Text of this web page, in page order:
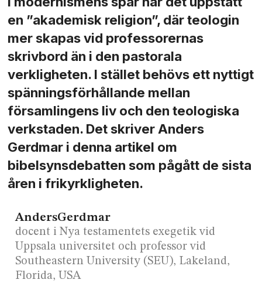
en ”akademisk religion”, där teologin
mer skapas vid professorernas
skrivbord än i den pastorala
verkligheten. I stället behövs ett nyttigt
spänningsförhållande mellan
församlingens liv och den teologiska
verkstaden. Det skriver Anders
Gerdmar i denna artikel om
bibelsynsdebatten som pågått de sista
åren i frikyrkligheten.
AndersGerdmar
docent i Nya testamentets exegetik vid
Uppsala universitet och professor vid
Southeastern University (SEU), Lakeland,
Florida, USA